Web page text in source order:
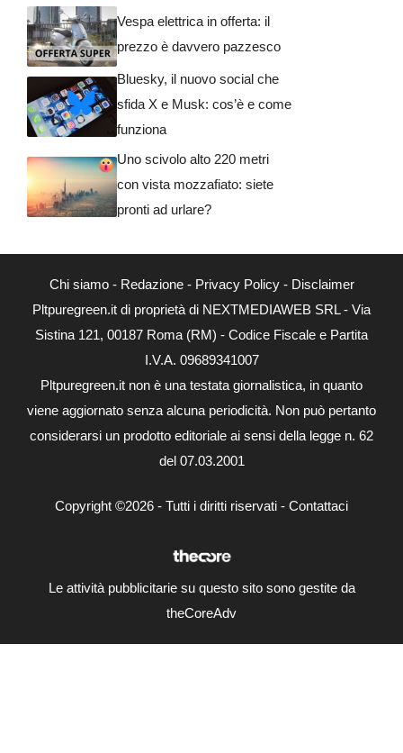
Vespa elettrica in offerta: il
prezzo è davvero pazzesco
Bluesky, il nuovo social che
sfida X e Musk: cos’è e come
funziona
Uno scivolo alto 220 metri
con vista mozzafiato: siete
pronti ad urlare?
Chi siamo- Redazione- Privacy Policy- Disclaimer
Pltpuregreen.it di proprietà di NEXTMEDIAWEB SRL - Via
Sistina 121, 00187 Roma (RM) - Codice Fiscale e Partita
I.V.A. 09689341007
Pltpuregreen.it non è una testata giornalistica, in quanto
viene aggiornato senza alcuna periodicità. Non può pertanto
considerarsi un prodotto editoriale ai sensi della legge n. 62
del 07.03.2001
Copyright ©2026 - Tutti i diritti riservati - Contattaci
Le attività pubblicitarie su questo sito sono gestite da
theCoreAdv